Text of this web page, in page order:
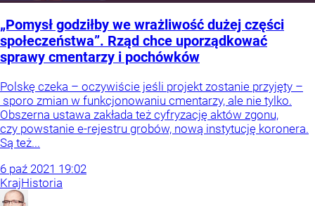
„Pomysł godziłby we wrażliwość dużej części
społeczeństwa”. Rząd chce uporządkować
sprawy cmentarzy i pochówków
Polskę czeka – oczywiście jeśli projekt zostanie przyjęty –
sporo zmian w funkcjonowaniu cmentarzy, ale nie tylko.
Obszerna ustawa zakłada też cyfryzację aktów zgonu,
czy powstanie e-rejestru grobów, nową instytucję koronera.
Są też...
6 paź 2021 19:02
KrajHistoria